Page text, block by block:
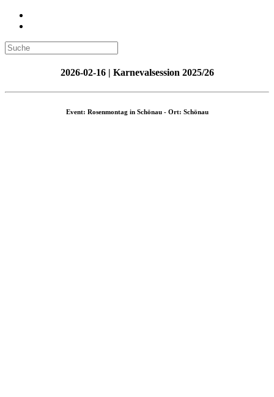
2026-02-16 | Karnevalsession 2025/26
Event: Rosenmontag in Schönau - Ort: Schönau